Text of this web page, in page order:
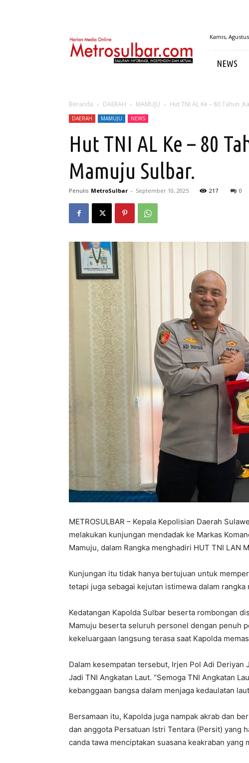
Kamis,
NEWS
Beranda DAERAH MAMUJU Hut TNI AL Ke – 80 Tahun
DAERAH MAMUJU NEWS
Hut TNI AL Ke – 80
Mamuju Sulbar.
Penulis MetroSulbar - September 10, 2025 217 0
METROSULBAR – Kepala Kepolisian Daerah
melakukan kunjungan mendadak ke Markas
Mamuju, dalam Rangka menghadiri HUT TNI LAN
Kunjungan itu tidak hanya bertujuan untuk
tetapi juga sebagai kejutan istimewa dalam
Kedatangan Kapolda Sulbar beserta rombongan
Mamuju beserta seluruh personel dengan penuh
kekeluargaan langsung terasa saat Kapolda
Dalam kesempatan tersebut, Irjen Pol Adi Deriyan
Jadi TNI Angkatan Laut. “Semoga TNI Angkatan
kebanggaan bangsa dalam menjaga kedaulatan
Bersamaan itu, Kapolda juga nampak akrab dan
dan anggota Persatuan Istri Tentara (Persit) yang
canda tawa menciptakan suasana keakraban